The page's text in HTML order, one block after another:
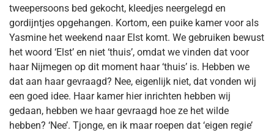
tweepersoons bed gekocht, kleedjes neergelegd en
gordijntjes opgehangen. Kortom, een puike kamer voor als
Yasmine het weekend naar Elst komt. We gebruiken bewust
het woord ‘Elst’ en niet ‘thuis’, omdat we vinden dat voor
haar Nijmegen op dit moment haar ‘thuis’ is. Hebben we
dat aan haar gevraagd? Nee, eigenlijk niet, dat vonden wij
een goed idee. Haar kamer hier inrichten hebben wij
gedaan, hebben we haar gevraagd hoe ze het wilde
hebben? ‘Nee’. Tjonge, en ik maar roepen dat ‘eigen regie’